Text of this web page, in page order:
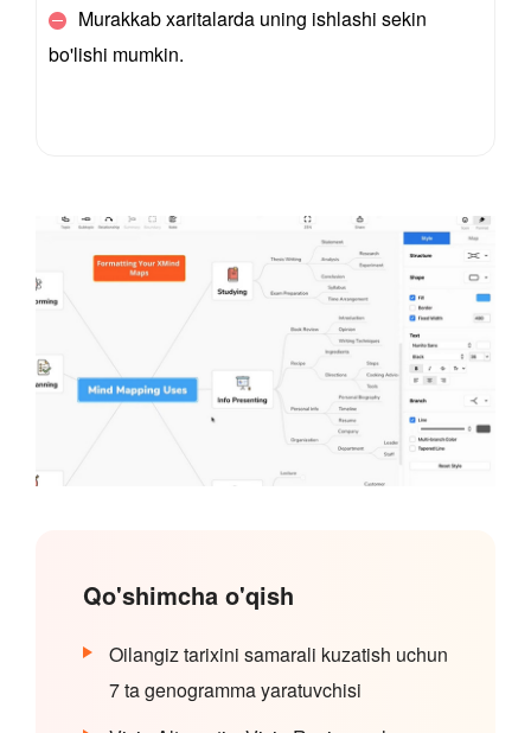
Murakkab xaritalarda uning ishlashi sekin
bo'lishi mumkin.
Qo'shimcha o'qish
Oilangiz tarixini samarali kuzatish uchun
7 ta genogramma yaratuvchisi